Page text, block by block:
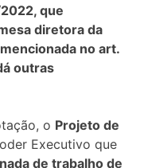
que
diretora da
no art.
outras
o Projeto de
Executivo que
de trabalho de